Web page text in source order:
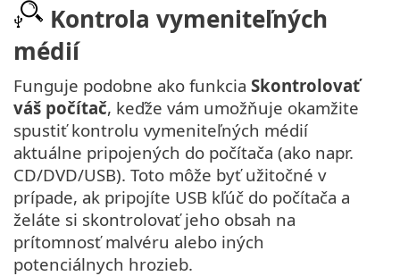
Kontrola vymeniteľných
médií
Funguje podobne ako funkcia Skontrolovať
váš počítač, keďže vám umožňuje okamžite
spustiť kontrolu vymeniteľných médií
aktuálne pripojených do počítača (ako napr.
CD/DVD/USB). Toto môže byť užitočné v
prípade, ak pripojíte USB kľúč do počítača a
želáte si skontrolovať jeho obsah na
prítomnosť malvéru alebo iných
potenciálnych hrozieb.